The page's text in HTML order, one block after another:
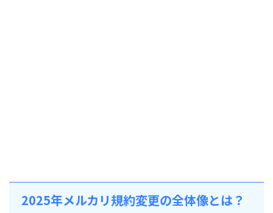
2025年メルカリ規約変更の全体像とは？